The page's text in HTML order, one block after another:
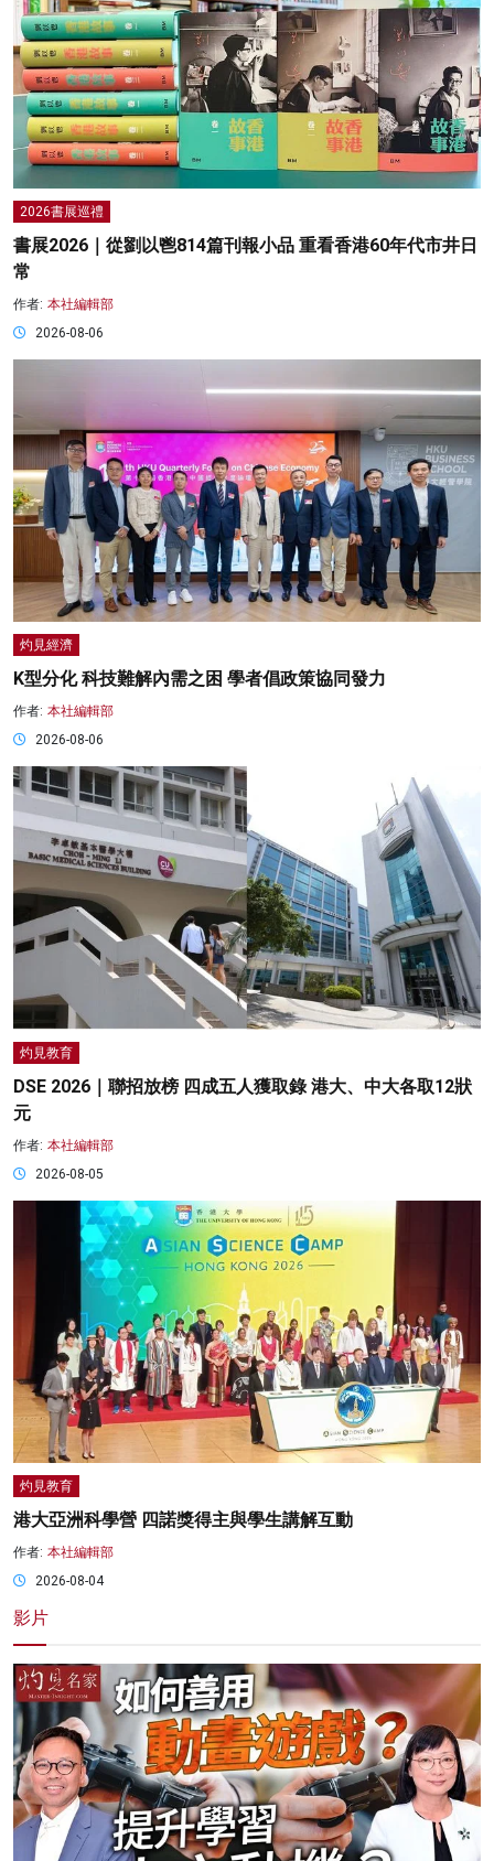
2026書展巡禮
書展2026｜從劉以鬯814篇刊報小品 重看香港60年代市井日
常
作者: 本社編輯部
2026-08-06
灼見經濟
K型分化 科技難解內需之困 學者倡政策協同發力
作者: 本社編輯部
2026-08-06
灼見教育
DSE 2026｜聯招放榜 四成五人獲取錄 港大、中大各取12狀
元
作者: 本社編輯部
2026-08-05
灼見教育
港大亞洲科學營 四諾獎得主與學生講解互動
作者: 本社編輯部
2026-08-04
影片